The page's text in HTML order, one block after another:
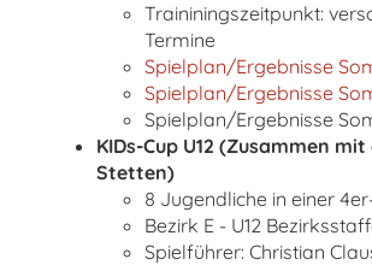
Traininingszeitpunkt:
Termine
Spielplan/Ergebnisse
Spielplan/Ergebnisse
Spielplan/Ergebnisse
KIDs-Cup U12 (Zusammen mit
Stetten)
8 Jugendliche in einer
Bezirk E - U12
Spielführer: Christian